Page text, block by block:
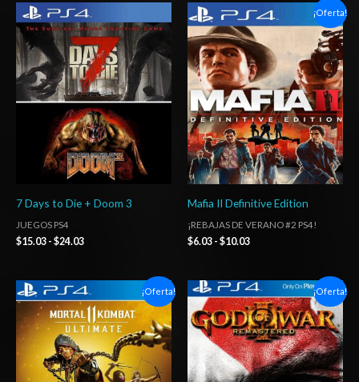
7 Days to Die + Doom 3
JUEGOS PS4
$15.03 - $24.03
Rango
de
precios:
desde
$15.03
hasta
$24.03
¡Oferta!
Mafia II Definitive Edition
¡REBAJAS DE VERANO #2 PS4!
$6.03 - $10.03
Rango
de
precios:
desde
$6.03
hasta
$10.03
¡Oferta!
Rango
de
precios:
desde
$6.03
hasta
$10.03
¡Oferta!
Rango
de
precios:
desde
$6.03
hasta
$10.03